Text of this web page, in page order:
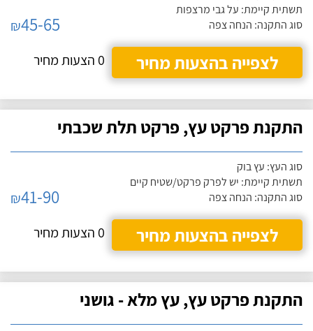
תשתית קיימת: על גבי מרצפות
סוג התקנה: הנחה צפה
₪45-65
לצפייה בהצעות מחיר
0 הצעות מחיר
התקנת פרקט עץ, פרקט תלת שכבתי
סוג העץ: עץ בוק
תשתית קיימת: יש לפרק פרקט/שטיח קיים
סוג התקנה: הנחה צפה
₪41-90
לצפייה בהצעות מחיר
0 הצעות מחיר
התקנת פרקט עץ, עץ מלא - גושני